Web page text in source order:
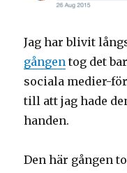
Jag har blivit
gången tog det
sociala medier-
till att jag hade
handen.
Den här gången